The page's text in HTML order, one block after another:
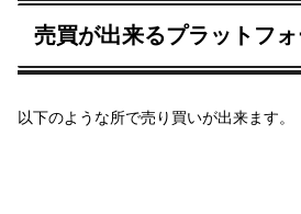
売買が出来るプラットフ
以下のような所で売り買いが出来ます。